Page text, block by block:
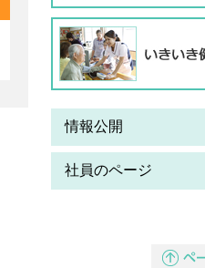
情報公開
社員のページ